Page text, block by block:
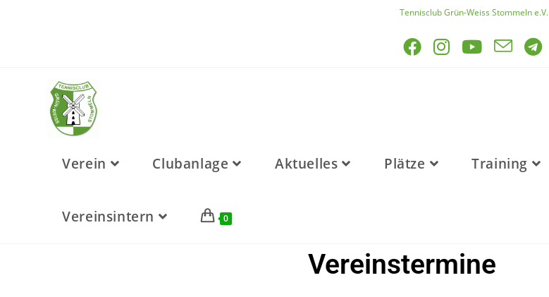
Tennisclub Grün-Weiss Stommeln e.V.
Verein Clubanlage Aktuelles Plätze Training
Vereinsintern 0
Vereinstermine